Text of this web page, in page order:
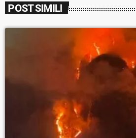
POST SIMILI